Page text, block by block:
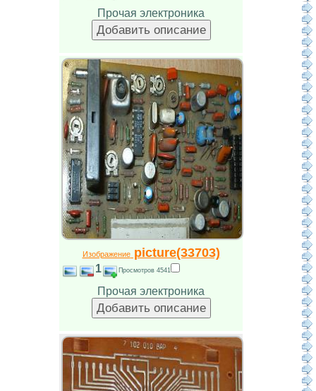
Прочая электроника
Изображениеpicture(33703)
1 Просмотров 4541
Прочая электроника